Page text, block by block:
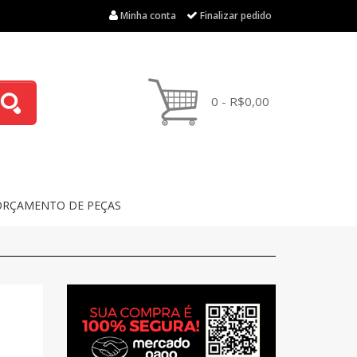
Minha conta Finalizar pedido
0 - R$0,00
DE PEÇAS